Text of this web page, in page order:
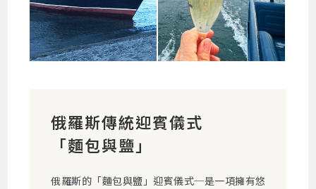
俄羅斯傳統迎賓儀式
「麵包與鹽」
俄羅斯的「麵包與鹽」迎賓儀式─是一項擁有悠